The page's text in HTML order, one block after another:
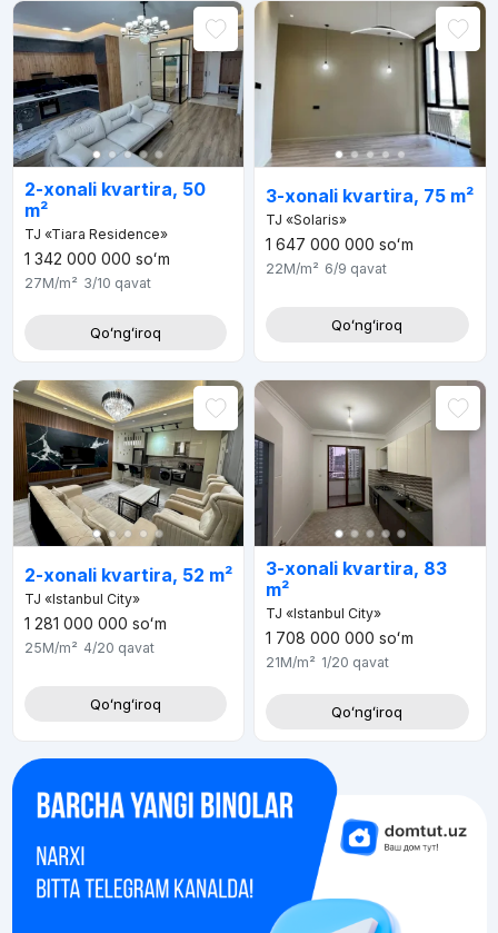
2-xonali kvartira, 50
m²
TJ «Tiara Residence»
1 342 000 000 soʻm
27M/m² 3/10 qavat
Qoʻngʻiroq
3-xonali kvartira, 75 m²
TJ «Solaris»
1 647 000 000 soʻm
22M/m² 6/9 qavat
Qoʻngʻiroq
2-xonali kvartira, 52 m²
TJ «Istanbul City»
1 281 000 000 soʻm
25M/m² 4/20 qavat
Qoʻngʻiroq
3-xonali kvartira, 83
m²
TJ «Istanbul City»
1 708 000 000 soʻm
21M/m² 1/20 qavat
Qoʻngʻiroq